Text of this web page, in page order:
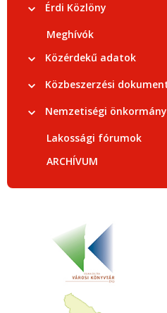
Érdi Közlöny
Meghívók
Közérdekű adatok
Közbeszerzési
Nemzetiségi
Lakossági fórumok
ARCHÍVUM